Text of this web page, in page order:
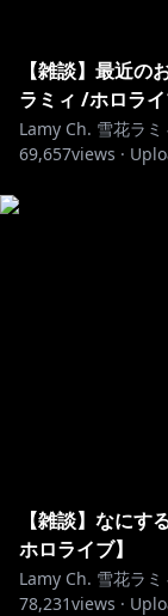
0
モーションデー
6th single 『ラ
https://
【雑談】最近
ラミィ /ホロライ
Lamy Ch. 雪花ラミ
69,657views ·
【雑談】なに
ホロライブ】
Lamy Ch. 雪花ラミ
78,231views ·